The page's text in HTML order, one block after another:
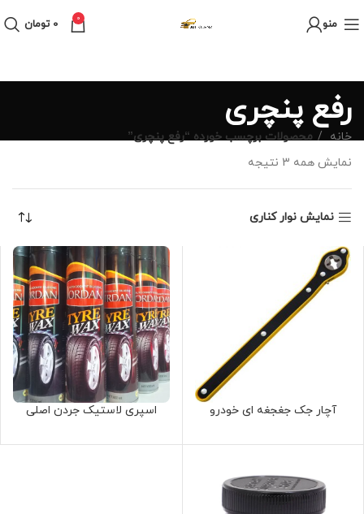
منو 0
0 تومان
رفع پنچری
خانه
محصولات برچسب خورده “رفع پنچری”
نمایش همه 3 نتیجه
نمایش نوار کناری
آچار جک جغجغه ای خودرو اسپری لاستیک جردن اصلی